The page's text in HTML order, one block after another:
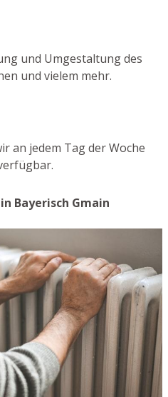
und Umgestaltung des
und vielem mehr.
an jedem Tag der Woche
Bayerisch Gmain